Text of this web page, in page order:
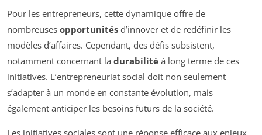
Pour les entrepreneurs, cette dynamique offre de
nombreuses opportunités d’innover et de redéfinir les
modèles d’affaires. Cependant, des défis subsistent,
notamment concernant la durabilité à long terme de ces
initiatives. L’entrepreneuriat social doit non seulement
s’adapter à un monde en constante évolution, mais
également anticiper les besoins futurs de la société.
Les initiatives sociales sont une réponse efficace aux enjeux